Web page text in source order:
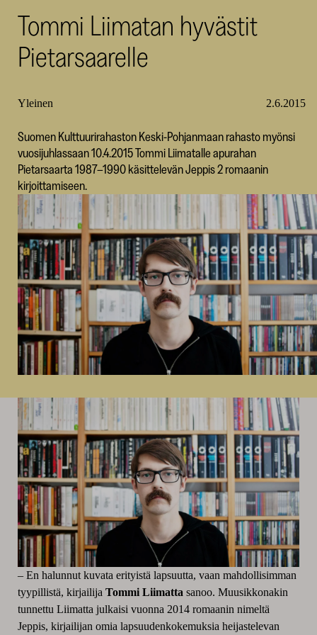
SKR
Tommi Liimatan hyvästit
Pietarsaarelle
Yleinen 2.6.2015
Suomen Kulttuurirahaston Keski-Pohjanmaan rahasto myönsi
vuosijuhlassaan 10.4.2015 Tommi Liimatalle apurahan
Pietarsaarta 1987–1990 käsittelevän Jeppis 2 romaanin
kirjoittamiseen.
– En halunnut kuvata erityistä lapsuutta, vaan mahdollisimman
tyypillistä, kirjailija Tommi Liimatta sanoo. Muusikkonakin
tunnettu Liimatta julkaisi vuonna 2014 romaanin nimeltä
Jeppis, kirjailijan omia lapsuudenkokemuksia heijastelevan